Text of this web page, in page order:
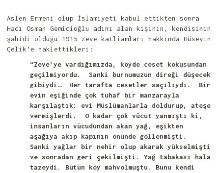
Aslen Ermeni olup İslamiyeti kabul ettikten sonra
Hacı Osman Gemicioğlu adını alan kişinin, kendisinin
şahidi olduğu 1915 Zeve katliamları hakkında Hüseyin
Çelik’e naklettikleri:
“Zeve’ye vardığımızda, köyde ceset kokusundan
geçilmiyordu. Sanki burnumuzun direği düşecek
gibiydi… Her tarafta cesetler saçılıydı. Bir
evin eşiğinde çok tuhaf bir manzarayla
karşılaştık: evi Müslümanlarla doldurup, ateşe
vermişlerdi. O kadar çok vücut yanmıştı ki,
insanların vücudundan akan yağ, eşikten
aşağıya akıp kapının önünde göllenmişti.
Sanki yağlar bir nehir olup akarak yükselmişti
ve sonradan geri çekilmişti. Yağ tabakası hala
tazeydi. Bütün köy mahvolmuştu. Bunu kendi